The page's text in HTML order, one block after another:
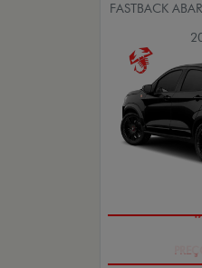
FASTBACK